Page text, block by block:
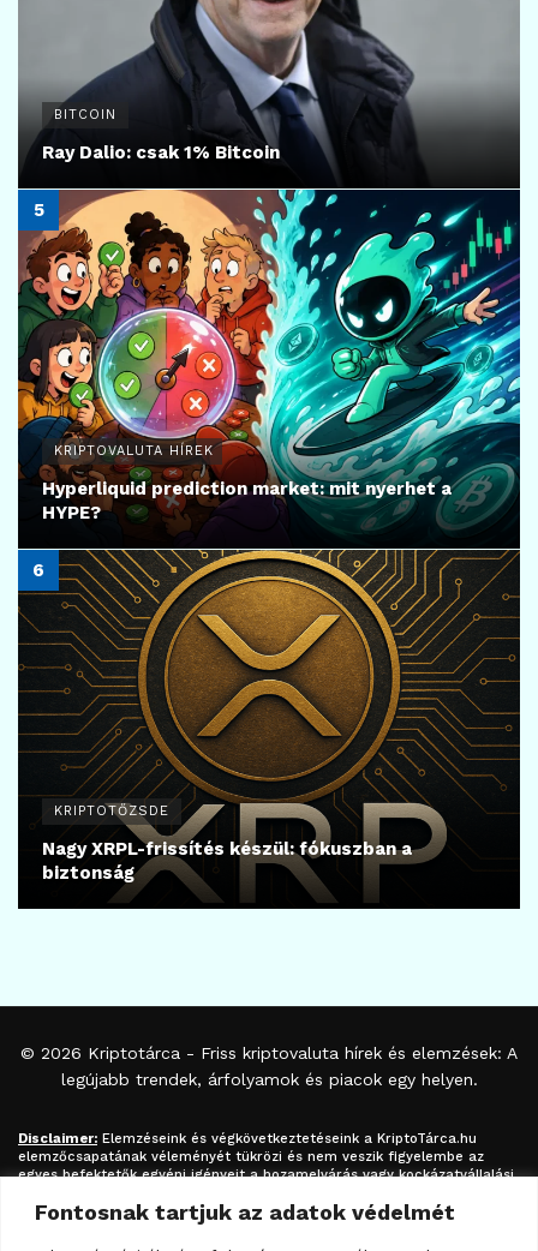
Fontosnak tartjuk az adatok védelmét
BITCOIN
Ray Dalio: csak 1% Bitcoin
KRIPTOVALUTA HÍREK
Hyperliquid prediction market: mit nyerhet a
HYPE?
KRIPTOTŐZSDE
Nagy XRPL-frissítés készül: fókuszban a
biztonság
© 2026 Kriptotárca - Friss kriptovaluta hírek és elemzések: A
legújabb trendek, árfolyamok és piacok egy helyen.
Disclaimer: Elemzéseink és végkövetkeztetéseink a KriptoTárca.hu
elemzőcsapatának véleményét tükrözi és nem veszik figyelembe az
egyes befektetők egyéni igényeit a hozamelvárás vagy kockázatvállalási
befektetési tanácsadásnak, befektetési ajánlásnak, értékpapír /
kriptovaluta / token / ICO / cloud mining stb. jegyzésére / vételére /
eladására vonatkozó felhívásnak azok kizárólag tájékoztatásul